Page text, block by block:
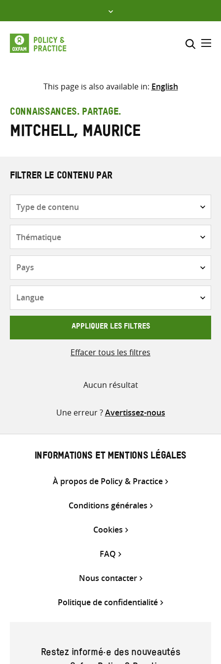
to
content
Sélectionner l’emplacement
Saisir
les
termes
This page is also available in: English
CONNAISSANCES. PARTAGE.
Mitchell, Maurice
FILTRER LE CONTENU PAR
contenu
APPLIQUER LES FILTRES
Effacer tous les filtres
Aucun résultat
Une erreur ?Avertissez-nous
INFORMATIONS ET MENTIONS LÉGALES
À propos de Policy & Practice
Conditions générales
Cookies
FAQ
Nous contacter
Politique de confidentialité
Restez informé·e des nouveautés